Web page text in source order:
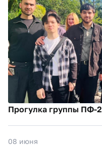
Прогулка группы ПФ-2
08 июня